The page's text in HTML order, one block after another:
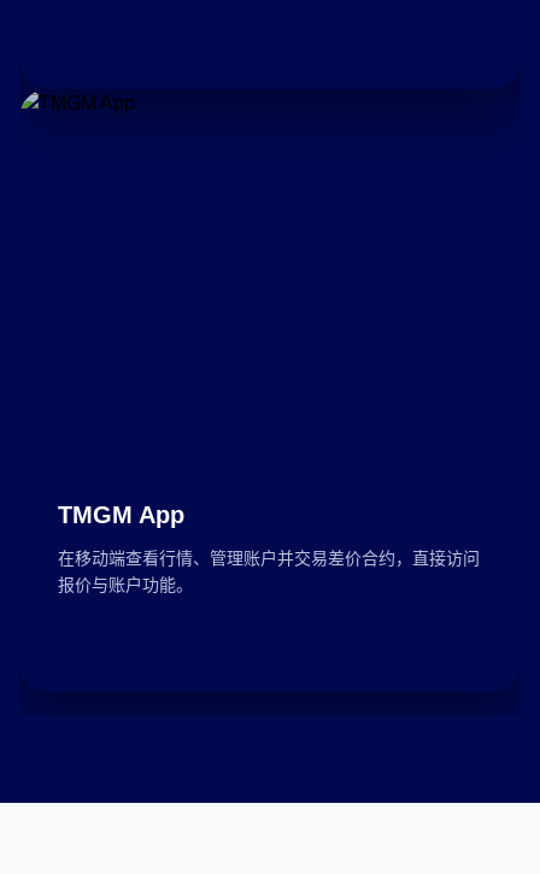
TMGM App
在移动端查看行情、管理账户并交易差价合约，直接访问
报价与账户功能。